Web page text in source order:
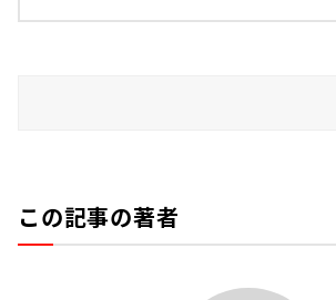
この記事の著者